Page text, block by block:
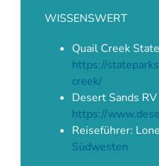
WISSENSWERT
Quail Creek
https://
creek/
Desert Sands
https://
Reiseführer:
Südwesten